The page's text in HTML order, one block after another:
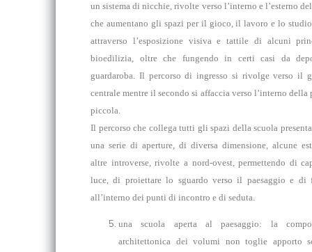
un sistema di nicchie, rivolte verso l’interno e l’esterno
che aumentano gli spazi per il gioco, il lavoro e lo
attraverso l’esposizione visiva e tattile di alcuni
bioedilizia, oltre che fungendo in certi casi da
guardaroba. Il percorso di ingresso si rivolge verso il
centrale mentre il secondo si affaccia verso l’interno della
piccola.
Il percorso che collega tutti gli spazi della scuola
una serie di aperture, di diversa dimensione, alcune
altre introverse, rivolte a nord-ovest, permettendo di
luce, di proiettare lo sguardo verso il paesaggio e di
all’interno dei punti di incontro e di seduta.
una scuola aperta al paesaggio: la
architettonica dei volumi non toglie apporto